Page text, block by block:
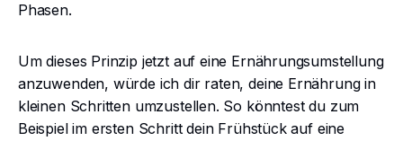
Phasen.
Um dieses Prinzip jetzt auf eine Ernährungsumstellung
anzuwenden, würde ich dir raten, deine Ernährung in
kleinen Schritten umzustellen. So könntest du zum
Beispiel im ersten Schritt dein Frühstück auf eine